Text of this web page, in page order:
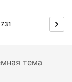
731